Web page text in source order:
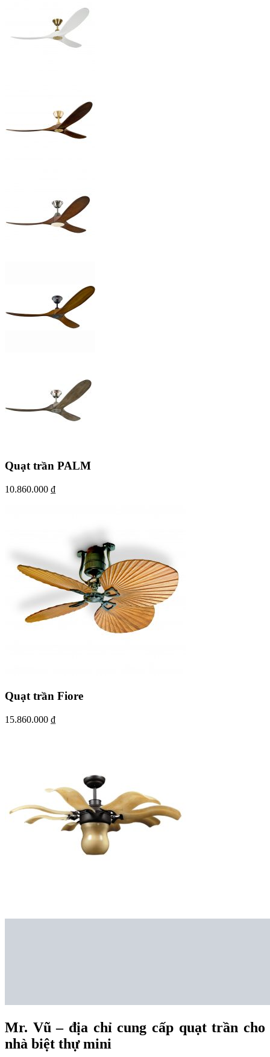
Quạt trần PALM
10.860.000 ₫
Quạt trần Fiore
15.860.000 ₫
Mr. Vũ – địa chỉ cung cấp quạt trần cho
nhà biệt thự mini